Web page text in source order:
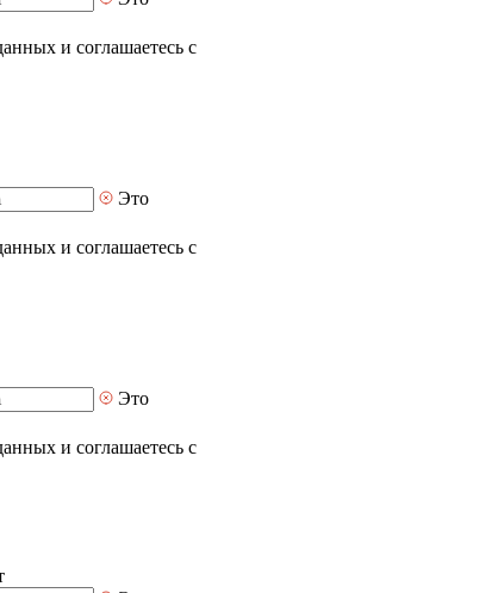
и соглашаетесь с
Это
и соглашаетесь с
Это
и соглашаетесь с